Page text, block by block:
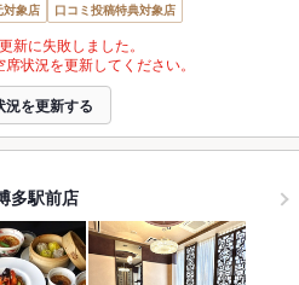
対象店 口コミ投稿特典対象店
新に失敗しました。
状況を更新してください。
況を更新する
多駅前店